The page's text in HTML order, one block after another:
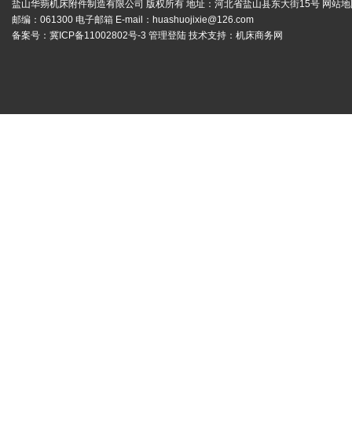
盐山华蒴机床附件制造有限公司 版权所有 地址：河北省盐山县东大街15号 网站
邮编：061300 电子邮箱 E-mail： huashuojixie@126.com
备案号： 冀ICP备11002802号-3 管理登陆 技术支持： 机床商务网